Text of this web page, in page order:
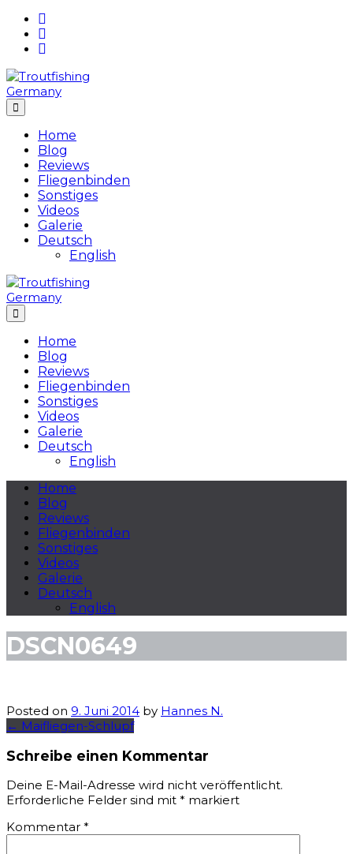
Skip
content
Home
Blog
Reviews
Fliegenbinden
Sonstiges
Videos
Galerie
Deutsch
English
Home
Blog
Reviews
Fliegenbinden
Sonstiges
Videos
Galerie
Deutsch
English
Home
Blog
Reviews
Fliegenbinden
Sonstiges
Videos
Galerie
Deutsch
English
DSCN0649
Posted on 9. Juni 2014 by Hannes N.
Post
← Maifliegen-Schlupf
Schreibe einen Kommentar
Deine E-Mail-Adresse wird nicht veröffentlicht.
Erforderliche Felder sind mit * markiert
Kommentar *